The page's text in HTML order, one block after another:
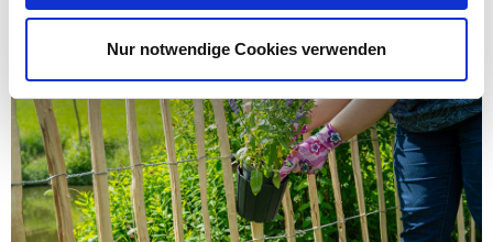
Nur notwendige Cookies verwenden